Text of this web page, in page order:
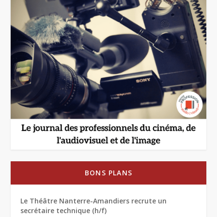
BONS PLANS
Le Théâtre Nanterre-Amandiers recrute un
secrétaire technique (h/f)